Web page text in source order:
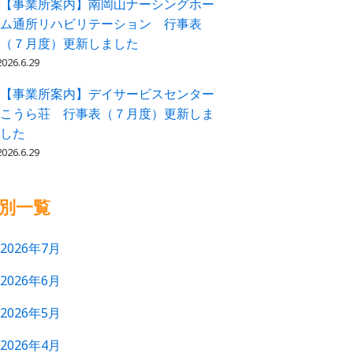
【事業所案内】南岡山ナーシングホー
ム通所リハビリテーション 行事表
（７月度）更新しました
【事業所案内】デイサービスセンター
こうら荘 行事表（７月度）更新しま
した
一覧
2026年7月
2026年6月
2026年5月
2026年4月